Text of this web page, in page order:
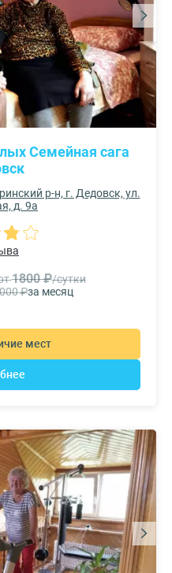
Семейная сага
р-н, г. Дедовск, ул.
д. 9а
1800 ₽/сутки
₽за месяц
мест